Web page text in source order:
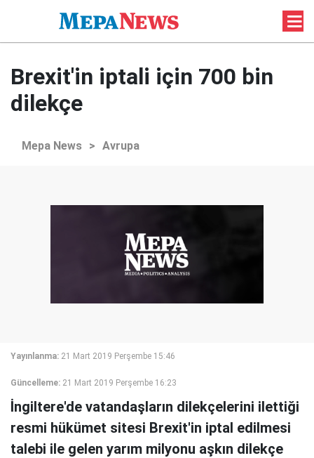
Brexit'in iptali için 700 bin
dilekçe
Mepa News > Avrupa
Yayınlanma: 21 Mart 2019 Perşembe 15:46
Güncelleme: 21 Mart 2019 Perşembe 16:23
İngiltere'de vatandaşların dilekçelerini ilettiği
resmi hükümet sitesi Brexit'in iptal edilmesi
talebi ile gelen yarım milyonu aşkın dilekçe